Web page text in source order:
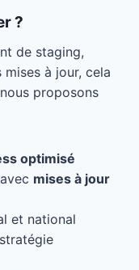
?
de staging,
à jour, cela
proposons
optimisé
avec mises à jour
et national